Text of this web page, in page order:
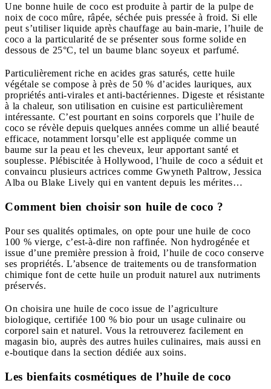
Une bonne huile de coco est produite à partir de la pulpe de
noix de coco mûre, râpée, séchée puis pressée à froid. Si elle
peut s’utiliser liquide après chauffage au bain-marie, l’huile de
coco a la particularité de se présenter sous forme solide en
dessous de 25°C, tel un baume blanc soyeux et parfumé.
Particulièrement riche en acides gras saturés, cette huile
végétale se compose à près de 50 % d’acides lauriques, aux
propriétés anti-virales et anti-bactériennes. Digeste et résistante
à la chaleur, son utilisation en cuisine est particulièrement
intéressante. C’est pourtant en soins corporels que l’huile de
coco se révèle depuis quelques années comme un allié beauté
efficace, notamment lorsqu’elle est appliquée comme un
baume sur la peau et les cheveux, leur apportant santé et
souplesse. Plébiscitée à Hollywood, l’huile de coco a séduit et
convaincu plusieurs actrices comme Gwyneth Paltrow, Jessica
Alba ou Blake Lively qui en vantent depuis les mérites…
Comment bien choisir son huile de coco ?
Pour ses qualités optimales, on opte pour une huile de coco
100 % vierge, c’est-à-dire non raffinée. Non hydrogénée et
issue d’une première pression à froid, l’huile de coco conserve
ses propriétés. L’absence de traitements ou de transformation
chimique font de cette huile un produit naturel aux nutriments
préservés.
On choisira une huile de coco issue de l’agriculture
biologique, certifiée 100 % bio pour un usage culinaire ou
corporel sain et naturel. Vous la retrouverez facilement en
magasin bio, auprès des autres huiles culinaires, mais aussi en
e-boutique dans la section dédiée aux soins.
Les bienfaits cosmétiques de l’huile de coco